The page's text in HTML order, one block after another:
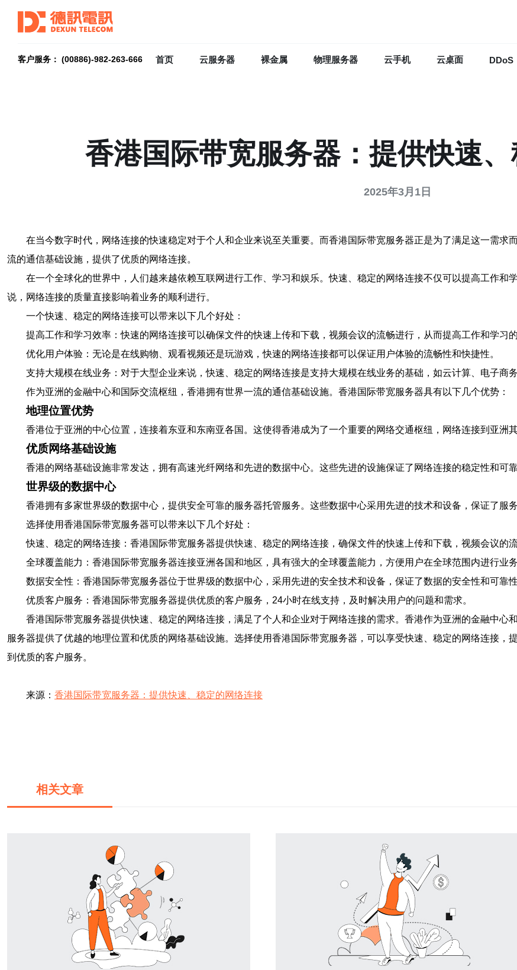
客户服务： (00886)-982-263-666 首页 云服务器 裸金属 物理服务器 云手机 云桌面 DDoS
香港国际带宽服务器：提供快速
2025年3月1日
在当今数字时代，网络连接的快速稳定对于个人和企业来说至关重要。而香港国际带宽服务器正是为了满足这一需求
流的通信基础设施，提供了优质的网络连接。
在一个全球化的世界中，人们越来越依赖互联网进行工作、学习和娱乐。快速、稳定的网络连接不仅可以提高工作和
说，网络连接的质量直接影响着业务的顺利进行。
一个快速、稳定的网络连接可以带来以下几个好处：
提高工作和学习效率：快速的网络连接可以确保文件的快速上传和下载，视频会议的流畅进行，从而提高工作和学习的
优化用户体验：无论是在线购物、观看视频还是玩游戏，快速的网络连接都可以保证用户体验的流畅性和快捷性。
支持大规模在线业务：对于大型企业来说，快速、稳定的网络连接是支持大规模在线业务的基础，如云计算、电子商务
作为亚洲的金融中心和国际交流枢纽，香港拥有世界一流的通信基础设施。香港国际带宽服务器具有以下几个优势：
地理位置优势
香港位于亚洲的中心位置，连接着东亚和东南亚各国。这使得香港成为了一个重要的网络交通枢纽，网络连接到亚洲
优质网络基础设施
香港的网络基础设施非常发达，拥有高速光纤网络和先进的数据中心。这些先进的设施保证了网络连接的稳定性和可靠
世界级的数据中心
香港拥有多家世界级的数据中心，提供安全可靠的服务器托管服务。这些数据中心采用先进的技术和设备，保证了服
选择使用香港国际带宽服务器可以带来以下几个好处：
快速、稳定的网络连接：香港国际带宽服务器提供快速、稳定的网络连接，确保文件的快速上传和下载，视频会议的流
全球覆盖能力：香港国际带宽服务器连接亚洲各国和地区，具有强大的全球覆盖能力，方便用户在全球范围内进行业务
数据安全性：香港国际带宽服务器位于世界级的数据中心，采用先进的安全技术和设备，保证了数据的安全性和可靠性
优质客户服务：香港国际带宽服务器提供优质的客户服务，24小时在线支持，及时解决用户的问题和需求。
香港国际带宽服务器提供快速、稳定的网络连接，满足了个人和企业对于网络连接的需求。香港作为亚洲的金融中心
服务器提供了优越的地理位置和优质的网络基础设施。选择使用香港国际带宽服务器，可以享受快速、稳定的网络连接
到优质的客户服务。
来源： 香港国际带宽服务器：提供快速、稳定的网络连接
相关文章